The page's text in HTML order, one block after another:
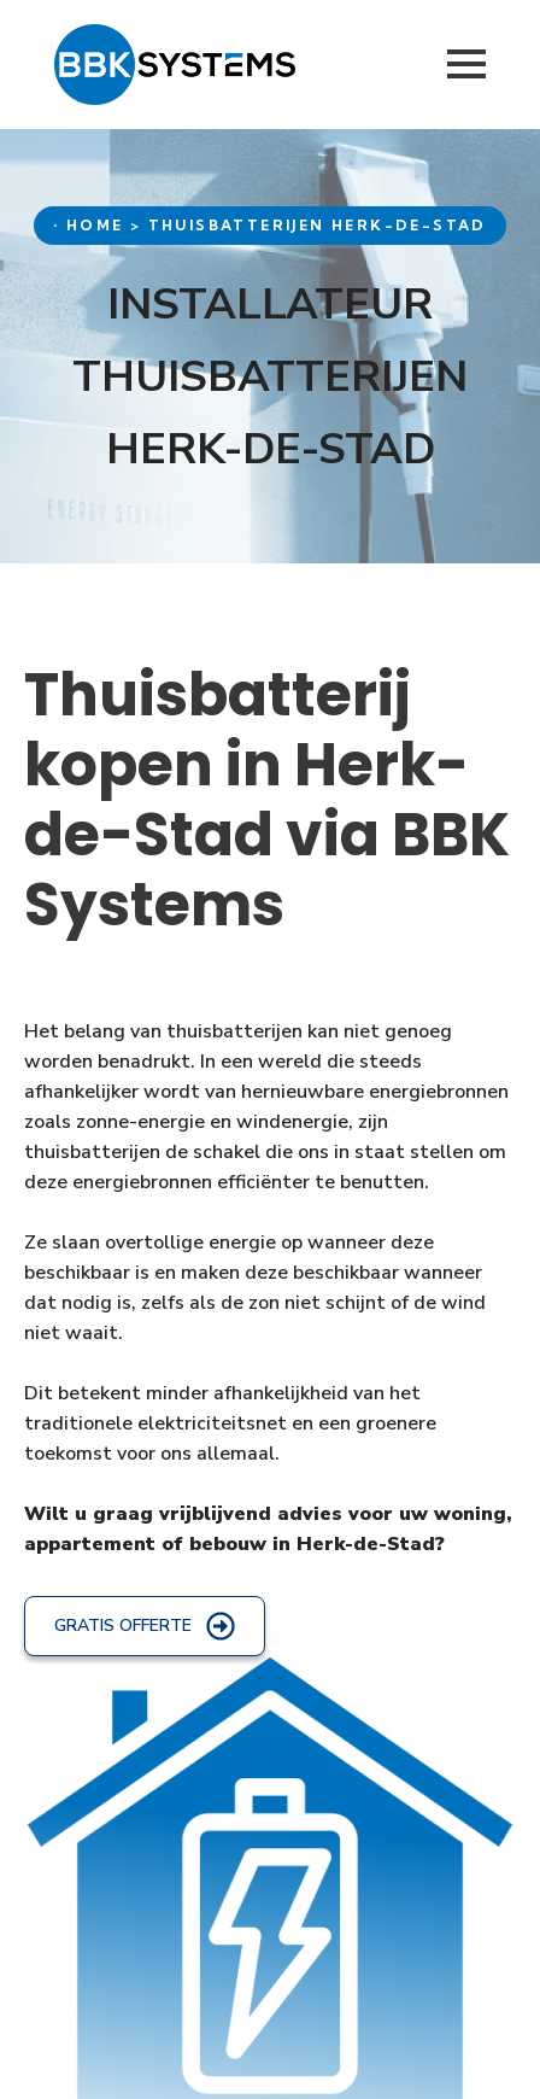
• HOME > THUISBATTERIJEN HERK-DE-STAD
INSTALLATEUR
THUISBATTERIJEN
HERK-DE-STAD
Thuisbatterij
kopen in Herk-
de-Stad via BBK
Systems
Het belang van thuisbatterijen kan niet genoeg
worden benadrukt. In een wereld die steeds
afhankelijker wordt van hernieuwbare energiebronnen
zoals zonne-energie en windenergie, zijn
thuisbatterijen de schakel die ons in staat stellen om
deze energiebronnen efficiënter te benutten.
Ze slaan overtollige energie op wanneer deze
beschikbaar is en maken deze beschikbaar wanneer
dat nodig is, zelfs als de zon niet schijnt of de wind
niet waait.
Dit betekent minder afhankelijkheid van het
traditionele elektriciteitsnet en een groenere
toekomst voor ons allemaal.
Wilt u graag vrijblijvend advies voor uw woning,
appartement of bebouw in Herk-de-Stad?
GRATIS OFFERTE